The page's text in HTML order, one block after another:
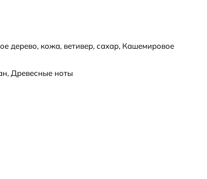
дерево, кожа, ветивер, сахар, Кашемировое
Древесные ноты